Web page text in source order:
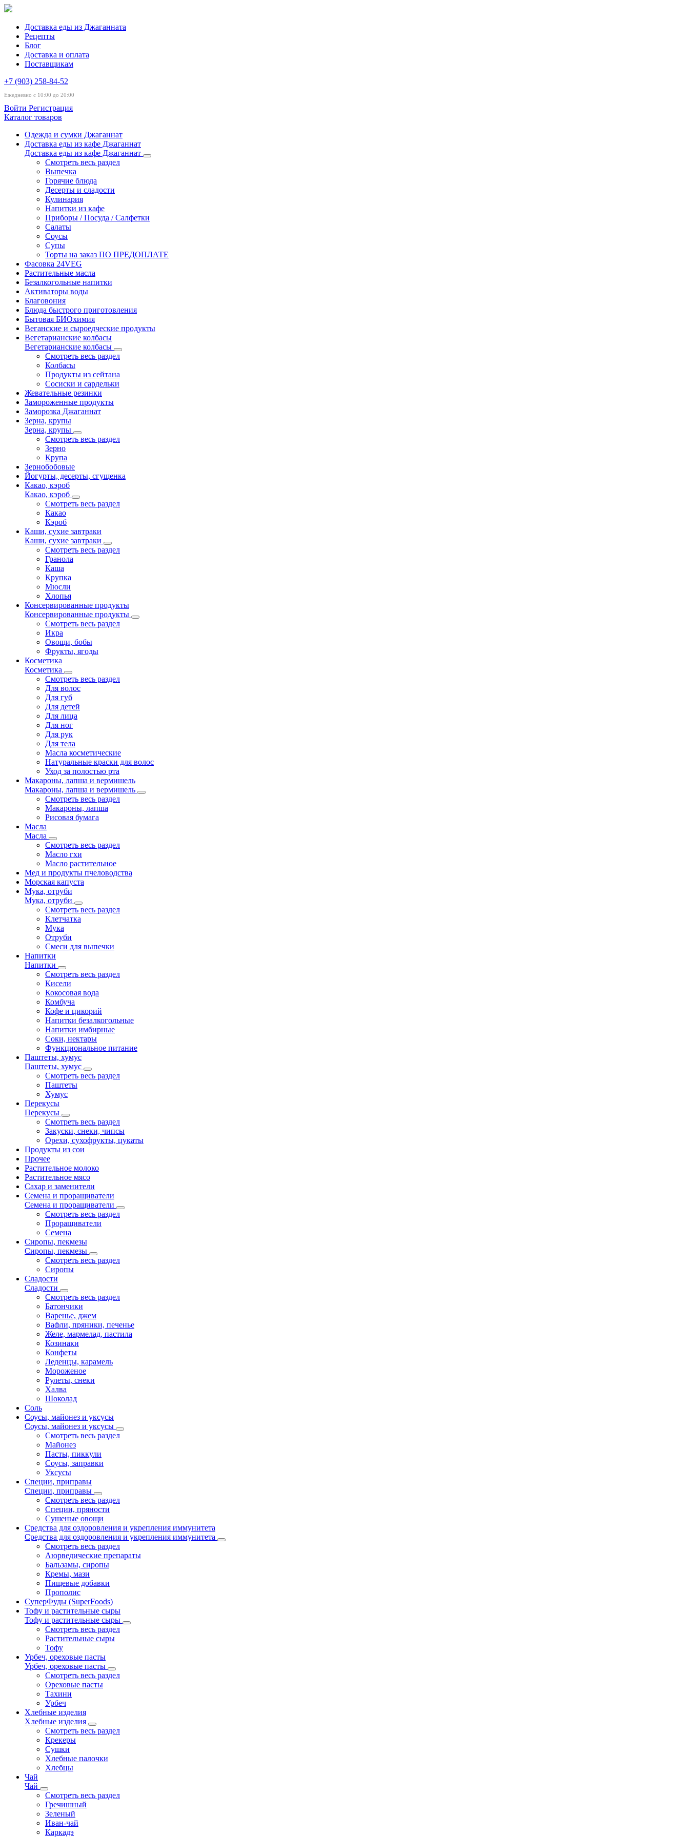
Доставка еды из Джаганната
Рецепты
Блог
Доставка и оплата
Поставщикам
+7 (903) 258-84-52
Ежедневно с 10:00 до 20:00
Войти Регистрация
Каталог товаров
Одежда и сумки Джаганнат
Доставка еды из кафе Джаганнат
Доставка еды из кафе Джаганнат
Смотреть весь раздел
Выпечка
Горячие блюда
Десерты и сладости
Кулинария
Напитки из кафе
Приборы / Посуда / Салфетки
Салаты
Соусы
Супы
Торты на заказ ПО ПРЕДОПЛАТЕ
Фасовка 24VEG
Растительные масла
Безалкогольные напитки
Активаторы воды
Благовония
Блюда быстрого приготовления
Бытовая БИОхимия
Веганские и сыроедческие продукты
Вегетарианские колбасы
Вегетарианские колбасы
Смотреть весь раздел
Колбасы
Продукты из сейтана
Сосиски и сардельки
Жевательные резинки
Замороженные продукты
Заморозка Джаганнат
Зерна, крупы
Зерна, крупы
Смотреть весь раздел
Зерно
Крупа
Зернобобовые
Йогурты, десерты, сгущенка
Какао, кэроб
Какао, кэроб
Смотреть весь раздел
Какао
Кэроб
Каши, сухие завтраки
Каши, сухие завтраки
Смотреть весь раздел
Гранола
Каша
Крупка
Мюсли
Хлопья
Консервированные продукты
Консервированные продукты
Смотреть весь раздел
Икра
Овощи, бобы
Фрукты, ягоды
Косметика
Косметика
Смотреть весь раздел
Для волос
Для губ
Для детей
Для лица
Для ног
Для рук
Для тела
Масла косметические
Натуральные краски для волос
Уход за полостью рта
Макароны, лапша и вермишель
Макароны, лапша и вермишель
Смотреть весь раздел
Макароны, лапша
Рисовая бумага
Масла
Масла
Смотреть весь раздел
Масло гхи
Масло растительное
Мед и продукты пчеловодства
Морская капуста
Мука, отруби
Мука, отруби
Смотреть весь раздел
Клетчатка
Мука
Отруби
Смеси для выпечки
Напитки
Напитки
Смотреть весь раздел
Кисели
Кокосовая вода
Комбуча
Кофе и цикорий
Напитки безалкогольные
Напитки имбирные
Соки, нектары
Функциональное питание
Паштеты, хумус
Паштеты, хумус
Смотреть весь раздел
Паштеты
Хумус
Перекусы
Перекусы
Смотреть весь раздел
Закуски, снеки, чипсы
Орехи, сухофрукты, цукаты
Продукты из сои
Прочее
Растительное молоко
Растительное мясо
Сахар и заменители
Семена и проращиватели
Семена и проращиватели
Смотреть весь раздел
Проращиватели
Семена
Сиропы, пекмезы
Сиропы, пекмезы
Смотреть весь раздел
Сиропы
Сладости
Сладости
Смотреть весь раздел
Батончики
Варенье, джем
Вафли, пряники, печенье
Желе, мармелад, пастила
Козинаки
Конфеты
Леденцы, карамель
Мороженое
Рулеты, снеки
Халва
Шоколад
Соль
Соусы, майонез и уксусы
Соусы, майонез и уксусы
Смотреть весь раздел
Майонез
Пасты, пиккули
Соусы, заправки
Уксусы
Специи, приправы
Специи, приправы
Смотреть весь раздел
Специи, пряности
Сушеные овощи
Средства для оздоровления и укрепления иммунитета
Средства для оздоровления и укрепления иммунитета
Смотреть весь раздел
Аюрведические препараты
Бальзамы, сиропы
Кремы, мази
Пищевые добавки
Прополис
СуперФуды (SuperFoods)
Тофу и растительные сыры
Тофу и растительные сыры
Смотреть весь раздел
Растительные сыры
Тофу
Урбеч, ореховые пасты
Урбеч, ореховые пасты
Смотреть весь раздел
Ореховые пасты
Тахини
Урбеч
Хлебные изделия
Хлебные изделия
Смотреть весь раздел
Крекеры
Сушки
Хлебные палочки
Хлебцы
Чай
Чай
Смотреть весь раздел
Гречишный
Зеленый
Иван-чай
Каркадэ